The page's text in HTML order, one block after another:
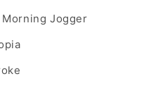
Morning Jogger